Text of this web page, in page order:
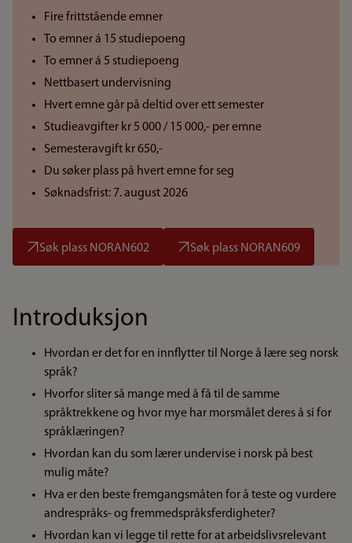
Fire frittstående emner
To emner á 15 studiepoeng
To emner á 5 studiepoeng
Nettbasert undervisning
Hvert emne går på deltid over ett semester
Studieavgifter kr 5 000 / 15 000,- per emne
Semesteravgift kr 650,-
Du søker plass på hvert emne for seg
Søknadsfrist: 7. august 2026
Søk plass NORAN602 Søk plass NORAN609
Introduksjon
Hvordan er det for en innflytter til Norge å lære seg norsk
språk?
Hvorfor sliter så mange med å få til de samme
språktrekkene og hvor mye har morsmålet deres å si for
språklæringen?
Hvordan kan du som lærer undervise i norsk på best
mulig måte?
Hva er den beste fremgangsmåten for å teste og vurdere
andrespråks- og fremmedspråksferdigheter?
Hvordan kan vi legge til rette for at arbeidslivsrelevant